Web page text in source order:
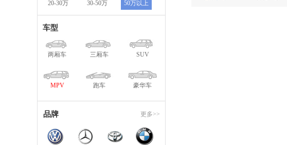
20-30万 30-50万 50万以上
车型
两厢车 三厢车 SUV
MPV 跑车 豪华车
品牌 更多>>